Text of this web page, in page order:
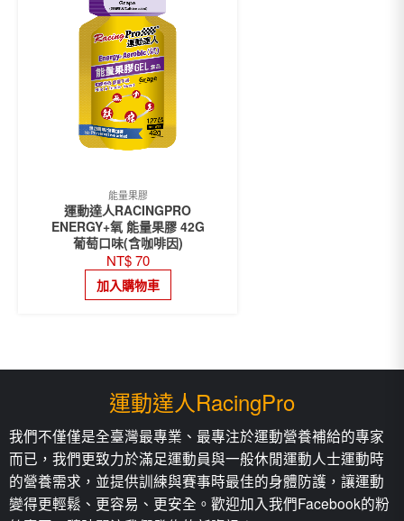
能量果膠
運動達人RACINGPRO
ENERGY+氧 能量果膠 42G
葡萄口味(含咖啡因)
NT$70
加入購物車
運動達人RacingPro
我們不僅僅是全臺灣最專業、最專注於運動營養補給的專家
而已，我們更致力於滿足運動員與一般休閒運動人士運動時
的營養需求，並提供訓練與賽事時最佳的身體防護，讓運動
變得更輕鬆、更容易、更安全。歡迎加入我們Facebook的粉